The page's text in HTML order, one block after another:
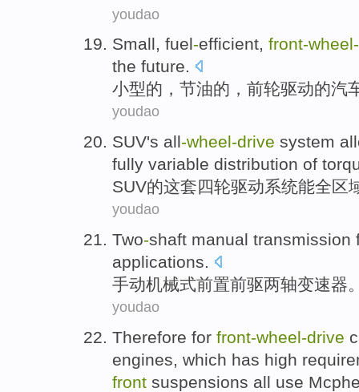
youdao
Small, fuel-efficient, front-wheel-
the future.
小型的 ， 节油的， 前轮驱动的汽
youdao
SUV's all-wheel-drive system
fully variable distribution of
SUV的这套四轮驱动系统能全区
youdao
Two-shaft manual transmission
applications.
手动机械式前置前驱两轴变速器
youdao
Therefore for front-wheel-drive
engines, which has high
front suspensions all use